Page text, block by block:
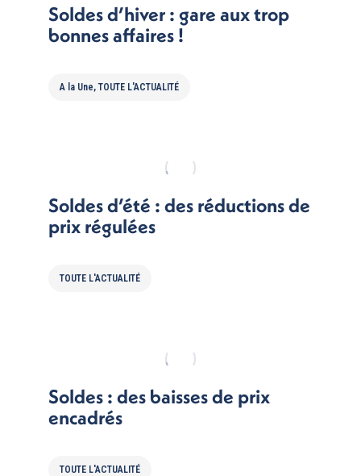
Soldes d’hiver : gare aux trop
bonnes affaires !
A la Une,TOUTE L'ACTUALITÉ
Soldes d’été : des réductions de
prix régulées
TOUTE L'ACTUALITÉ
Soldes : des baisses de prix
encadrés
TOUTE L'ACTUALITÉ